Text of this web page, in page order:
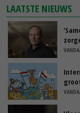
LAATSTE NIEUWS